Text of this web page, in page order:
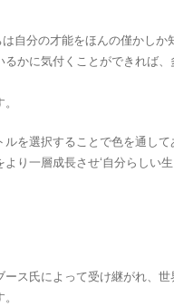
自分の才能をほんの僅かしか
かに気付くことができれば
を選択することで色を通し
り一層成長させ‘自分らしい
ス氏によって受け継がれ、世